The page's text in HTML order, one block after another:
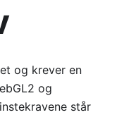
og krever en
og
står